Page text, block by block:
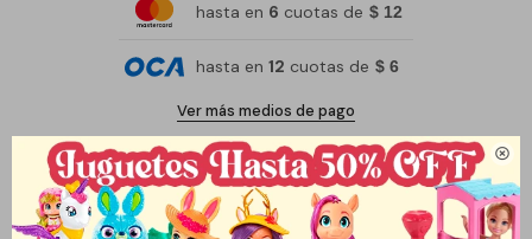

hasta en 6 cuotas de $ 12
hasta en 12 cuotas de $ 6
Ver más medios de pago
Métodos y costos de envío